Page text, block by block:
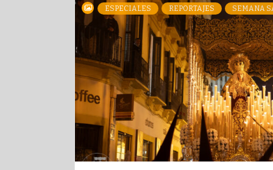
ESPECIALES REPORTAJES SEMANA